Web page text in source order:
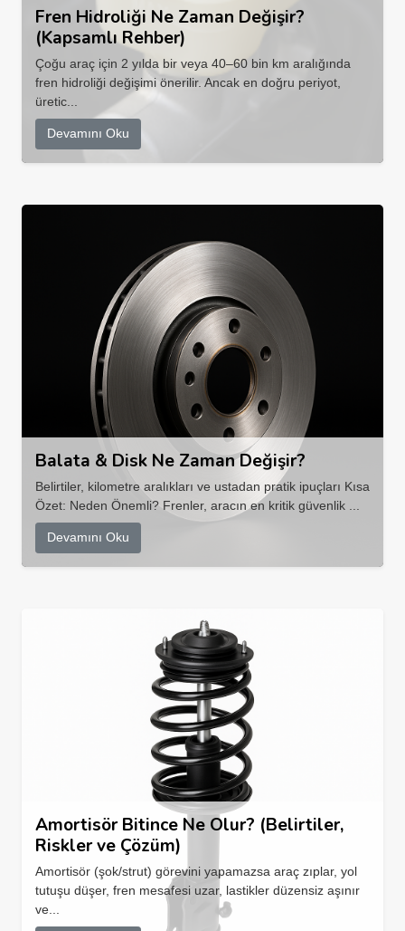
Fren Hidroliği Ne Zaman Değişir?
(Kapsamlı Rehber)
Çoğu araç için 2 yılda bir veya 40–60 bin km aralığında
fren hidroliği değişimi önerilir. Ancak en doğru periyot,
üretic...
Devamını Oku
Balata & Disk Ne Zaman Değişir?
Belirtiler, kilometre aralıkları ve ustadan pratik ipuçları Kısa
Özet: Neden Önemli? Frenler, aracın en kritik güvenlik ...
Devamını Oku
Amortisör Bitince Ne Olur? (Belirtiler,
Riskler ve Çözüm)
Amortisör (şok/strut) görevini yapamazsa araç zıplar, yol
tutuşu düşer, fren mesafesi uzar, lastikler düzensiz aşınır
ve...